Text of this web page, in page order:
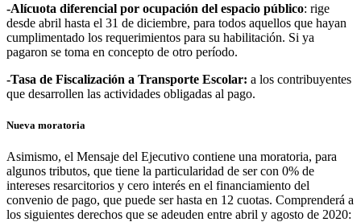
-Alícuota diferencial por ocupación del espacio público: rige
desde abril hasta el 31 de diciembre, para todos aquellos que hayan
cumplimentado los requerimientos para su habilitación. Si ya
pagaron se toma en concepto de otro período.
-Tasa de Fiscalización a Transporte Escolar: a los contribuyentes
que desarrollen las actividades obligadas al pago.
Nueva moratoria
Asimismo, el Mensaje del Ejecutivo contiene una moratoria, para
algunos tributos, que tiene la particularidad de ser con 0% de
intereses resarcitorios y cero interés en el financiamiento del
convenio de pago, que puede ser hasta en 12 cuotas. Comprenderá a
los siguientes derechos que se adeuden entre abril y agosto de 2020: